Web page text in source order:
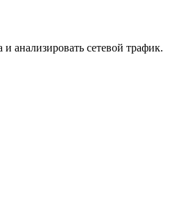
анализировать сетевой трафик.